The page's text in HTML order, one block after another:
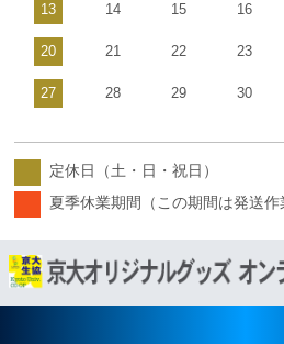
13 14 15 16
20 21 22 23
27 28 29 30
定休日（土・日・祝日）
夏季休業期間（この期間は発送作